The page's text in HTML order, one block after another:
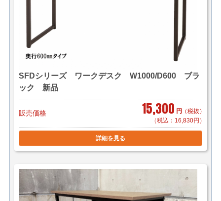
SFDシリーズ ワークデスク W1000/D600 ブラ
ック 新品
販売価格 15,300 円 （税抜）
（税込：16,830円）
詳細を見る